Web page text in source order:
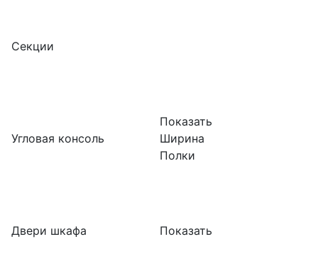
Секции
Угловая консоль
Двери шкафа
Показать
Ширина
Полки
Показать